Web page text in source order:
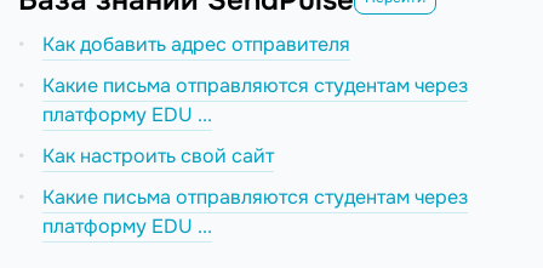
Как добавить адрес отправителя
Какие письма отправляются студентам через
платформу EDU ...
Как настроить свой сайт
Какие письма отправляются студентам через
платформу EDU ...